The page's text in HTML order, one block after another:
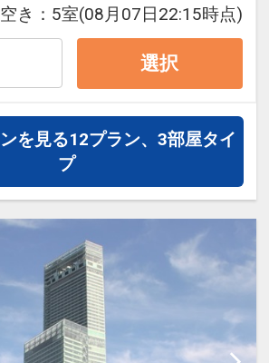
約15分
年12月21日～2027年6
トコース番号：DP-2-
意。
染対策もしっかりと行い提
だきますのでご協力をお願
。
。
すめポイント】
ン前の荷物預かり無料 ※チ
後は有料（1点につき500
ウェルカムドリンクをご用
24：00）
電子レンジ・自動販売
空き： 5室(08月07日22:15時点)
選択
を見る12プラン、3部屋タイ
プ